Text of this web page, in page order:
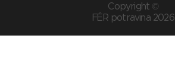
Copyright ©
FÉR potravina 2026